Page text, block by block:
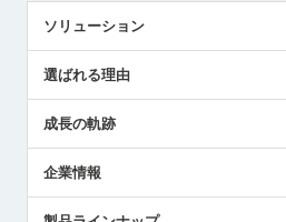
ソリューション
解決策提案
選ばれる理由
成長の軌跡
企業情報